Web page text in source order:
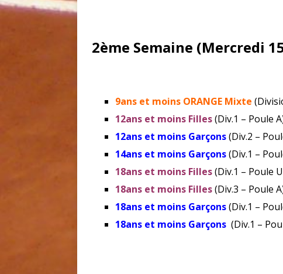
2ème Semaine (Mercredi
9ans et moins ORANGE Mixte
12ans et moins Filles(Div.1 – Poule
12ans et moins Garçons(Div.2 –
14ans et moins Garçons(Div.1 –
18ans et moins Filles(Div.1 – Poule
18ans et moins Filles(Div.3 – Poule
18ans et moins Garçons(Div.1 –
18ans et moins Garçons (Div.1 –